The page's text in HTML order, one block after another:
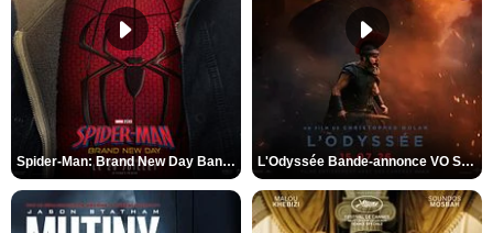
Spider-Man: Brand New Day Bande-annonce VO STFR L'Odyssée Bande-annonce VO STFR